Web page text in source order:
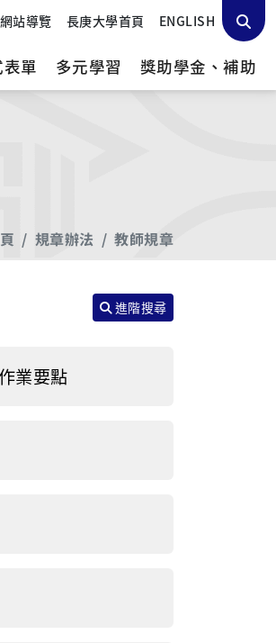
網站導覽 長庚大學首頁 ENGLISH
單 多元學習 獎助學金、補助
規章辦法 教師規章
進階搜尋
業要點